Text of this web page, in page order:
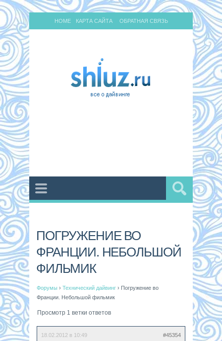
HOME КАРТА САЙТА ОБРАТНАЯ СВЯЗЬ
ПОГРУЖЕНИЕ ВО
ФРАНЦИИ. НЕБОЛЬШОЙ
ФИЛЬМИК
Форумы › Технический дайвинг › Погружение во
Франции. Небольшой фильмик
Просмотр 1 ветки ответов
18.02.2012 в 10:49 #45354